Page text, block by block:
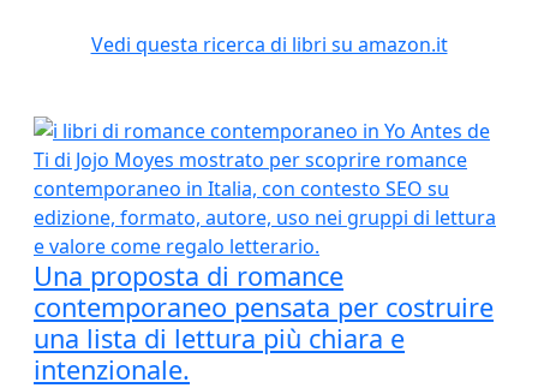
Vedi questa ricerca di libri su amazon.it
Una proposta di romance
contemporaneo pensata per costruire
una lista di lettura più chiara e
intenzionale.